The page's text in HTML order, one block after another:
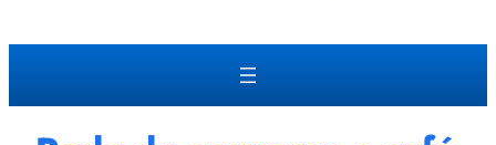
u
a